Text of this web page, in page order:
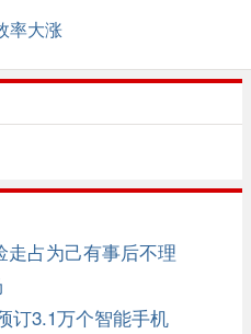
率大涨
占为己有事后不理
订3.1万个智能手机